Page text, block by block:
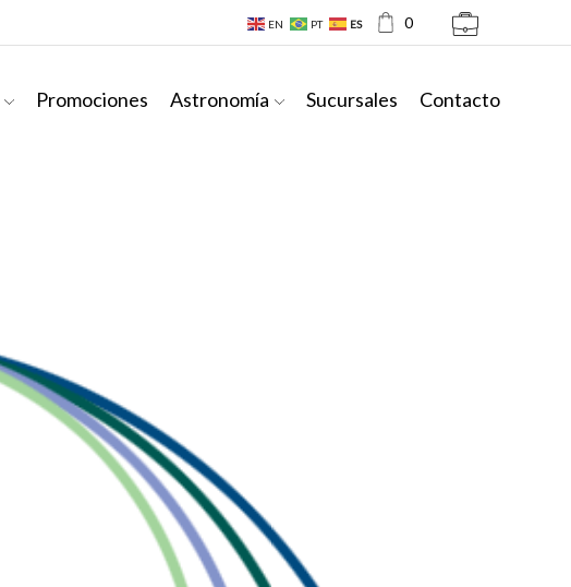
EN PT ES 0
Promociones Astronomía Sucursales Contacto